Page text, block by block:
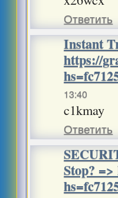
Ответить
Instant
https://
13:40
c1kmay
Ответить
Stop?